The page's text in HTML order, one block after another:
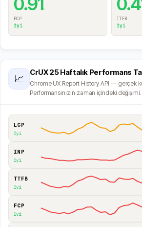
s
FCP
İyi
TTFB
İyi
📈
CrUX 25 Haftalık Performans
Chrome UX Report History API — gerçek
Performansınızın zaman içindeki değişimi.
LCP
İyi
INP
İyi
TTFB
İyi
FCP
İyi